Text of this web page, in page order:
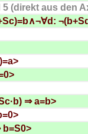
(direkt aus den
⇒ a=b>
b=S0>